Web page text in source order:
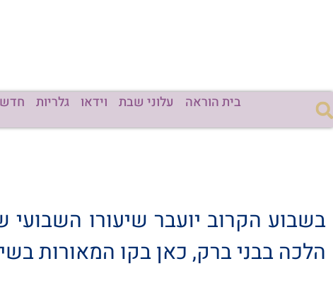
בית הוראה עלוני שבת וידאו גלריות
בשבוע הקרוב יועבר שיעורו
הלכה בבני ברק, כאן בקו המאורות